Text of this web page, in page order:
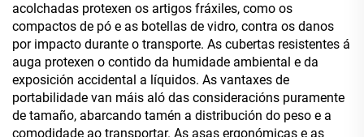
acolchadas protexen os artigos fráxiles, como os
compactos de pó e as botellas de vidro, contra os danos
por impacto durante o transporte. As cubertas resistentes á
auga protexen o contido da humidade ambiental e da
exposición accidental a líquidos. As vantaxes de
portabilidade van máis aló das consideracións puramente
de tamaño, abarcando tamén a distribución do peso e a
comodidade ao transportar. As asas ergonómicas e as